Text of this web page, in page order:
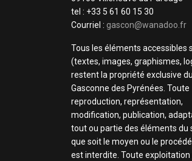
tel : +33 5 61 60 15 30
Courriel : gascon@wanadoo.fr
Tous les éléments accessibles
(textes, images, graphismes,
restent la propriété exclusive
Gasconne des Pyrénées. Toute
reproduction, représentation,
modification, publication,
tout ou partie des éléments du
que soit le moyen ou le
est interdite. Toute exploitation